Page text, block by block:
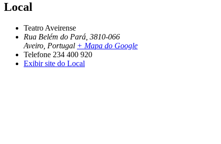
Local
Teatro Aveirense
Rua Belém do Pará, 3810-066
Aveiro Portugal + Mapa do Google
Telefone 234 400 920
Exibir site do Local